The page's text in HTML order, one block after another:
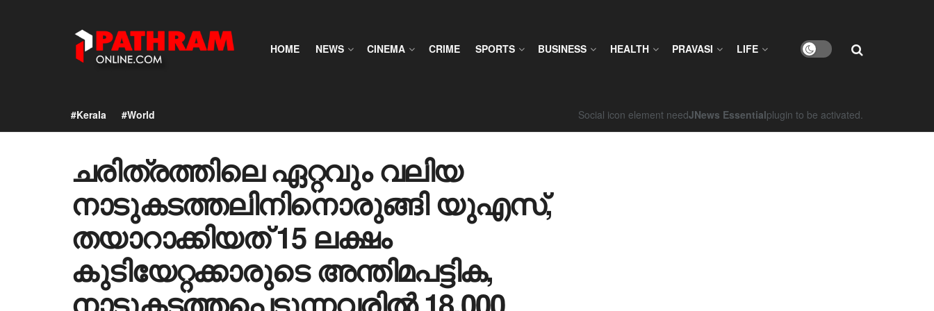
HOME NEWS CINEMA CRIME SPORTS BUSINESS HEALTH PRAVASI LIFE
#Kerala #World Social icon element needJNews Essentialplugin to be activated.
ചരിത്രത്തിലെ ഏറ്റവും വലിയ
നാടുകടത്തലിനിനൊരുങ്ങി യുഎസ്,
തയാറാക്കിയത് 15 ലക്ഷം
കുടിയേറ്റക്കാരുടെ അന്തിമപട്ടിക,